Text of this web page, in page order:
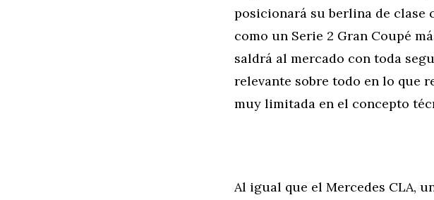
posicionará su berlina de clase
como un Serie 2 Gran Coupé
saldrá al mercado con toda
relevante sobre todo en lo que
muy limitada en el concepto
Al igual que el Mercedes CLA,